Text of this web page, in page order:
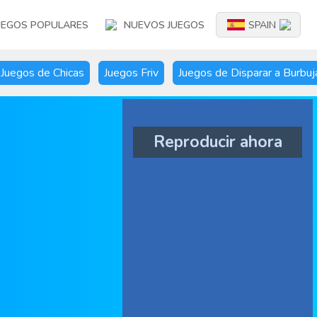
POPULARES NUEVOS JUEGOS SPAIN
Juegos de Chicas Juegos Friv Juegos de Disparar a
Reproducir ahora